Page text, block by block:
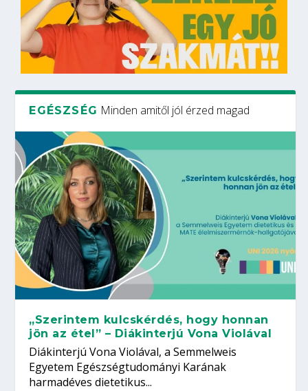
EGÉSZSÉG Minden amitől jól érzed magad
„Szerintem kulcskérdés, hogy honnan
jön az étel” – Diákinterjú Vona Violával
Diákinterjú Vona Violával, a Semmelweis
Egyetem Egészségtudományi Karának
harmadéves dietetikus...